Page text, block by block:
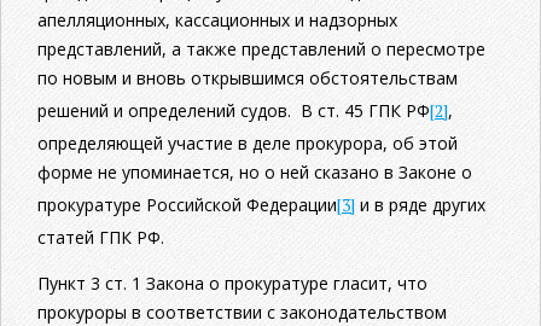
апелляционных, кассационных и надзорных
представлений, а также представлений о пересмотре
по новым и вновь открывшимся обстоятельствам
решений и определений судов. В ст. 45 ГПК РФ[2],
определяющей участие в деле прокурора, об этой
форме не упоминается, но о ней сказано в Законе о
прокуратуре Российской Федерации[3] и в ряде других
статей ГПК РФ.
Пункт 3 ст. 1 Закона о прокуратуре гласит, что
прокуроры в соответствии с законодательством